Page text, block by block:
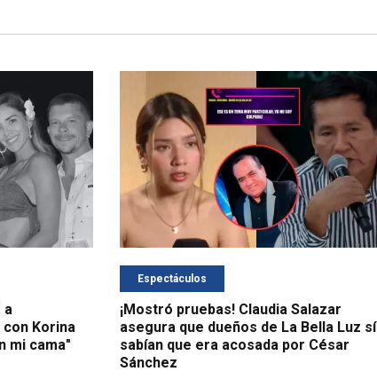
a
Korina
mi cama"
Espectáculos
¡Mostró pruebas! Claudia Salazar
asegura que dueños de La Bella Luz sí
sabían que era acosada por César
Sánchez